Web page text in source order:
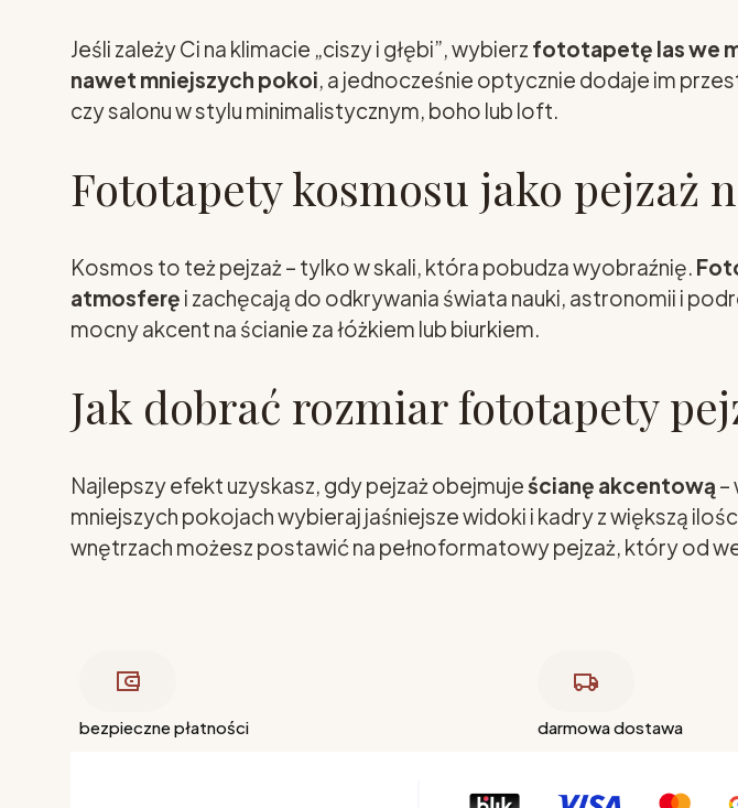
Jeśli zależy Ci na klimacie „ciszy i głębi”, wybierz fototapetę las we
nawet mniejszych pokoi, a jednocześnie optycznie dodaje im
czy salonu w stylu minimalistycznym, boho lub loft.
Fototapety kosmosu jako pejzaż
Kosmos to też pejzaż – tylko w skali, która pobudza wyobraźnię.
atmosferę i zachęcają do odkrywania świata nauki, astronomii i
mocny akcent na ścianie za łóżkiem lub biurkiem.
Jak dobrać rozmiar fototapety
Najlepszy efekt uzyskasz, gdy pejzaż obejmujeścianę akcentową –
mniejszych pokojach wybieraj jaśniejsze widoki i kadry z większą
wnętrzach możesz postawić na pełnoformatowy pejzaż, który od
bezpieczne płatności darmowa dostawa